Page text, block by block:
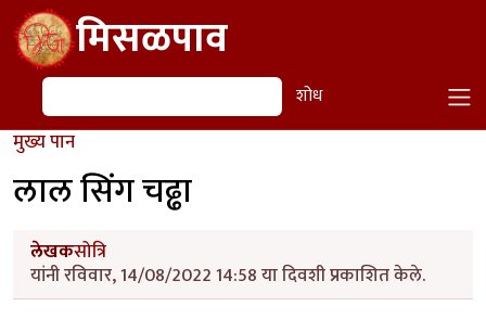
Skip to main contentमिसळपाव
शोध शोध
मुख्य पान
लाल सिंग चढ्ढा
लेखकसोत्रि
यांनी रविवार, 14/08/2022 14:58 या दिवशी प्रकाशित केले.